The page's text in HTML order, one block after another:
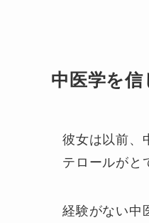
中医学を
彼女は以前、
テロールがと
経験がない中